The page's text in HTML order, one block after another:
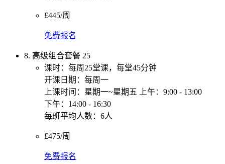
£445/周
免费报名
8. 高级组合套餐 25
课时：每周25堂课，每堂45分钟
开课日期：每周一
上课时间：星期一~星期五 上午：9:00 - 13:00
下午：14:00 - 16:30
每班平均人数：6人
£475/周
免费报名